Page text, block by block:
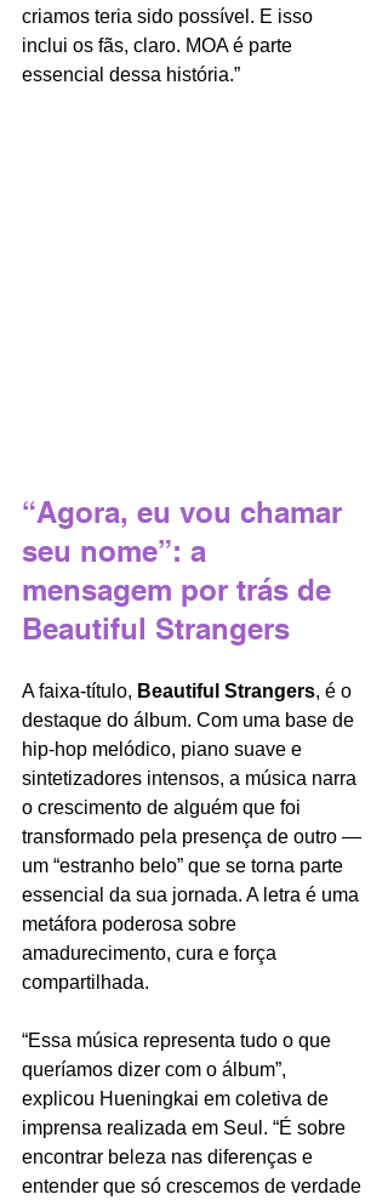
criamos teria sido possível. E isso
inclui os fãs, claro. MOA é parte
essencial dessa história.”
“Agora, eu vou chamar
seu nome”: a
mensagem por trás de
Beautiful Strangers
A faixa-título, Beautiful Strangers, é o
destaque do álbum. Com uma base de
hip-hop melódico, piano suave e
sintetizadores intensos, a música narra
o crescimento de alguém que foi
transformado pela presença de outro —
um “estranho belo” que se torna parte
essencial da sua jornada. A letra é uma
metáfora poderosa sobre
amadurecimento, cura e força
compartilhada.
“Essa música representa tudo o que
queríamos dizer com o álbum”,
explicou Hueningkai em coletiva de
imprensa realizada em Seul. “É sobre
encontrar beleza nas diferenças e
entender que só crescemos de verdade